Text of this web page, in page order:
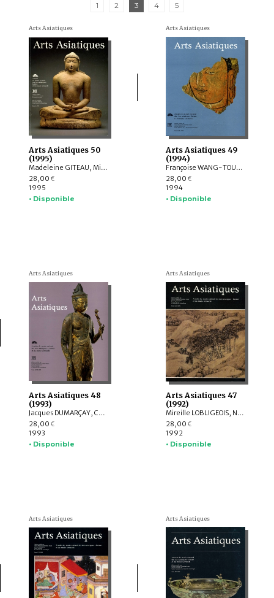
1 2 3 4 5
Arts Asiatiques
Arts Asiatiques 50
(1995)
Madeleine GITEAU, Michel JACQ-HERGOUALC'H, Laurence DENES, Jean-François JARRIGE, Francis MACOUIN, Nona AVANESSOVA, Catherine PAGANI, Mechtild MERTZ
28,00 €
1995
• Disponible
Arts Asiatiques
Arts Asiatiques 49
(1994)
Françoise WANG-TOUTAIN, Michèle Pirazzoli-t'Serstevens, Jean BOISSELIER, Danielle ELISSEEFF, Amina OKADA, Boris MARSHAK, Corinne DEBAINE-FRANCFORT, Gilles GENEST, Laxman S. THAKUR, Robert DUQUENNE
28,00 €
1994
• Disponible
Arts Asiatiques
Arts Asiatiques 48
(1993)
Jacques DUMARÇAY, Christophe POTTIER, Pierre PICHARD, Jean BOISSELIER, Marie GATELLIER, Henri-Paul FRANCFORT, Hélène DISERENS, Catherine DELACOUR, Dominique SACCHI, Jakov A. SHER, François SOLEILHAVOUP, Pierre VIDAL, Claudine BAUTZE-PICRON
28,00 €
1993
• Disponible
Arts Asiatiques
Arts Asiatiques 47
(1992)
Mireille LOBLIGEOIS, Nadine André-Pallois, Michel JACQ-HERGOUALC'H, Marie-France DUPOIZAT, Jakov A. SHER, Ka Bo Tsang, Bernard FRANK, Catherine JARRIGE, Helmut LOOFS-WISSOWA
28,00 €
1992
• Disponible
Arts Asiatiques Arts Asiatiques